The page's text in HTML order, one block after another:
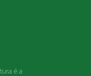
é a